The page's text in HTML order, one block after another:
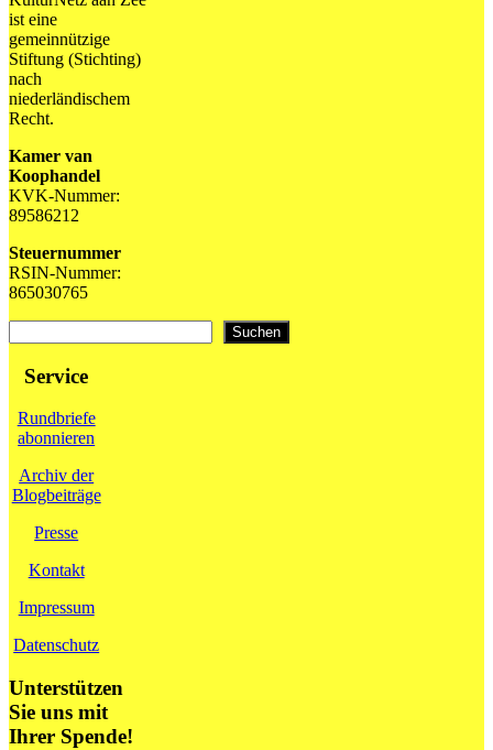
ist eine
gemeinnützige
Stiftung (Stichting)
nach
niederländischem
Recht.
Kamer van
Koophandel
KVK-Nummer:
89586212
Steuernummer
RSIN-Nummer:
865030765
Suchen
Service
Rundbriefe
abonnieren
Archiv der
Blogbeiträge
Presse
Kontakt
Impressum
Datenschutz
Unterstützen
Sie uns mit
Ihrer Spende!